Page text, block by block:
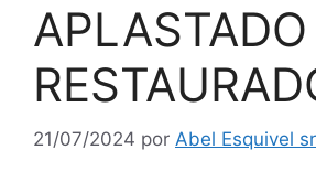
21/07/2024 por Abel Esquivel